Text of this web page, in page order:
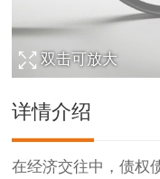
双击可放大
详情介绍
在经济交往中，债权